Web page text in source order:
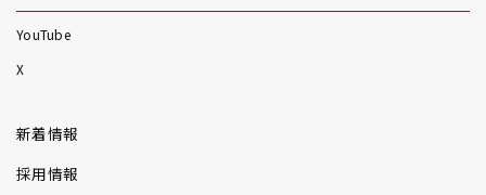
YouTube
X
新着情報
採用情報